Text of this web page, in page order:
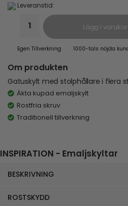
Leveranstid:
Lägg i
Egen Tillverkning 1000-tals nöjda
Om produkten
Gatuskylt med stolphållare i flera
Äkta kupad emaljskylt
Rostfria skruv
Traditionell tillverkning
INSPIRATION - Emaljskyltar
BESKRIVNING
ROSTSKYDD